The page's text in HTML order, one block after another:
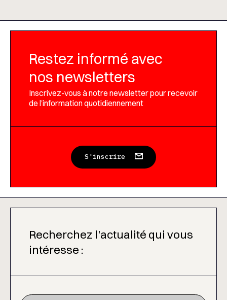
Restez informé avec
nos newsletters
Inscrivez-vous à notre newsletter pour recevoir
de l’information quotidiennement
S'inscrire
Recherchez l'actualité qui vous
intéresse :